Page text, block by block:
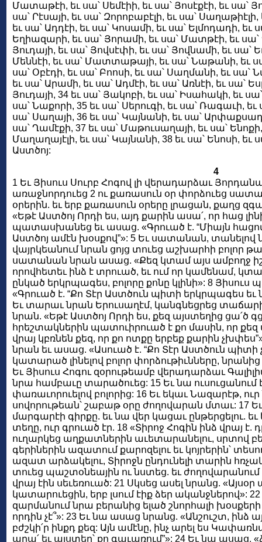
Մատաթէի, եւ սա՝ Սեմէիի, եւ սա՝ Յոսէքէի, եւ սա՝
սա՝ Րէսայի, եւ սա՝ Զորոբաբէլի, եւ սա՝ Սաղաթիէլի,
եւ սա՝ Ադդէի, եւ սա՝ Կոսամի, եւ սա՝ Ելմոդադի, եւ
Եղիազարի, եւ սա՝ Յորամի, եւ սա՝ Մատթէի, եւ սա՝
Յուդայի, եւ սա՝ Յովսէփի, եւ սա՝ Յովնամի, եւ սա՝
Մեննէի, եւ սա՝ Մատտաթայի, եւ սա՝ Նաթանի, եւ
սա՝ Օբէդի, եւ սա՝ Բոոսի, եւ սա՝ Սաղմանի, եւ
եւ սա՝ Արամի, եւ սա՝ Ադմէի, եւ սա՝ Առնէի, եւ սա՝
Յուդայի, 34 եւ սա՝ Յակոբի, եւ սա՝ Իսահակի, եւ
սա՝ Նաքորի, 35 եւ սա՝ Սերուգի, եւ սա՝ Ռագաւի, եւ
սա՝ Սաղայի, 36 եւ սա՝ Կայնանի, եւ սա՝
սա՝ Ղամէքի, 37 եւ սա՝ Մաթուսաղայի, եւ սա՝
Մաղաղայէլի, եւ սա՝ Կայնանի, 38 եւ սա՝ Ենոսի, եւ
Աստծոյ:
4
1 Եւ Յիսուս Սուրբ Հոգով լի վերադարձաւ
առաջնորդուեց 2 ու քառասուն օր փորձուեց
օրերին. եւ երբ քառասուն օրերը լրացան, քաղց
«Եթէ Աստծոյ Որդի ես, այդ քարին ասա՛, որ հաց
պատասխանեց եւ ասաց. «Գրուած է. “Միայն հացով
Աստծոյ ամէն խօսքով”»: 5 Եւ սատանան, տանելով
վայրկեանում նրան ցոյց տուեց աշխարհի բոլոր
սատանան նրան ասաց. «Քեզ կտամ այս ամբողջ
որովհետեւ ինձ է տրուած, եւ ում որ կամենամ,
ընկած երկրպագես, բոլորը քոնը կլինի»: 8
«Գրուած է. “Քո Տէր Աստծուն պիտի երկրպագես
Եւ տարաւ նրան Երուսաղէմ, կանգնեցրեց
նրան. «Եթէ Աստծոյ Որդի ես, քեզ այստեղից ցա՛ծ
հրեշտակներին պատուիրուած է քո մասին, որ քեզ
վրայ կբռնեն քեզ, որ քո ոտքը երբեք քարին
նրան եւ ասաց. «Ասուած է. “Քո Տէր Աստծուն
կատարած լինելով բոլոր փորձութիւնները,
Եւ Յիսուս Հոգու զօրութեամբ վերադարձաւ
նրա համբաւը տարածուեց: 15 Եւ նա ուսուցանում
փառաւորուելով բոլորից: 16 Եւ եկաւ Նազարէթ, ուր
սովորութեան՝ շաբաթ օրը ժողովարան մտաւ: 17
մարգարէի գիրքը. եւ նա վեր կացաւ ընթերցելու.
տեղը, ուր գրուած էր. 18 «Տիրոջ Հոգին ինձ վրայ
ուղարկեց աղքատներին աւետարանելու, սրտով
գերիներին ազատում քարոզելու եւ կոյրերին՝
ազատ արձակելու, Տիրոջն ընդունելի տարին
տուեց պաշտօնեային ու նստեց. եւ ժողովարանում
վրայ էին սեւեռուած: 21 Սկսեց ասել նրանց. «Այսօր
կատարուեցին, երբ լսում էիք ձեր ականջներով»: 22
զարմանում նրա բերանից ելած շնորհալի
որդին չէ՞»: 23 Եւ նա ասաց նրանց. «Անշուշտ, ինձ
բժշկի՛ր ինքդ քեզ: Այն ամէնը, ինչ արել ես
արա՛ եւ այստեղ՝ քո գաւառում”»: 24 Եւ նա ասաց.